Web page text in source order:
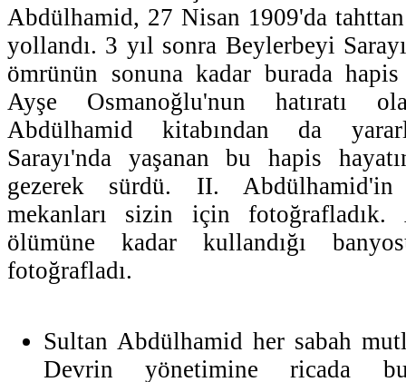
Abdülhamid, 27 Nisan 1909'da
yollandı. 3 yıl sonra Beylerbeyi
ömrünün sonuna kadar burada hapis
Ayşe Osmanoğlu'nun hatıratı
Abdülhamid kitabından da
Sarayı'nda yaşanan bu hapis
gezerek sürdü. II. Abdülhamid'in
mekanları sizin için fotoğrafladık.
ölümüne kadar kullandığı
fotoğrafladı.
Sultan Abdülhamid her sabah
Devrin yönetimine ricada